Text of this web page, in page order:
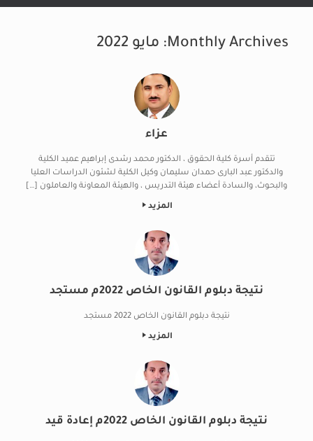
Monthly Archives: مايو 2022
عزاء
تتقدم أسرة كلية الحقوق ، الدكتور محمد رشدى إبراهيم عميد الكلية
والدكتور عبد البارى حمدان سليمان وكيل الكلية لشئون الدراسات العليا
والبحوث، والسادة أعضاء هيئة التدريس ، والهيئة المعاونة والعاملون […]
المزيد
نتيجة دبلوم القانون الخاص 2022م مستجد
نتيجة دبلوم القانون الخاص 2022 مستجد
المزيد
نتيجة دبلوم القانون الخاص 2022م إعادة قيد